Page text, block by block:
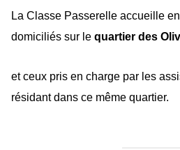
La Classe Passerelle accueille
domiciliés sur le quartier des
et ceux pris en charge par les
résidant dans ce même quartier.